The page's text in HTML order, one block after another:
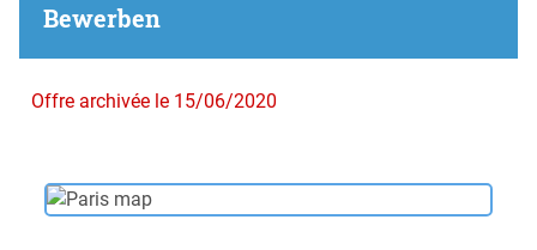
Bewerben
Offre archivée le 15/06/2020